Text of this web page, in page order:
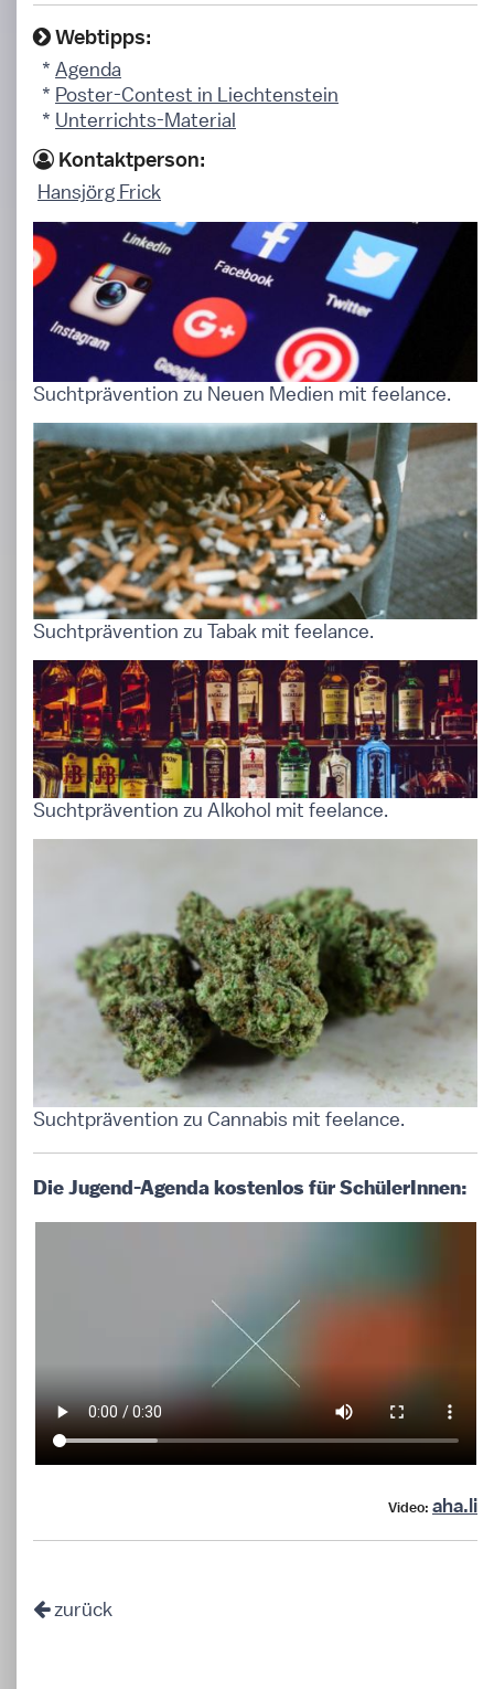
Webtipps:
* Agenda
* Poster-Contest in Liechtenstein
* Unterrichts-Material
Kontaktperson:
Hansjörg Frick
Suchtprävention zu Neuen Medien mit feelance.
Suchtprävention zu Tabak mit feelance.
Suchtprävention zu Alkohol mit feelance.
Suchtprävention zu Cannabis mit feelance.
Die Jugend-Agenda kostenlos für SchülerInnen:
Video: aha.li
zurück